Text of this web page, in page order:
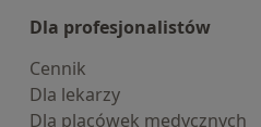
Dla profesjonalistów
Cennik
Dla lekarzy
Dla placówek medycznych